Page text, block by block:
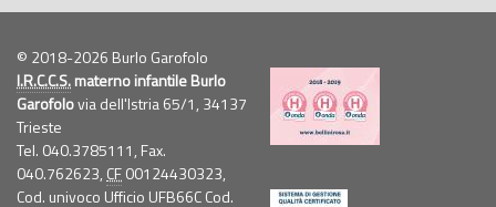
© 2018-2026 Burlo Garofolo
I.R.C.C.S.materno infantile Burlo
Garofolovia dell'Istria 65/1, 34137
Trieste
Tel. 040.3785111, Fax.
040.762623, CF00124430323,
Cod. univoco Ufficio UFB66C Cod.